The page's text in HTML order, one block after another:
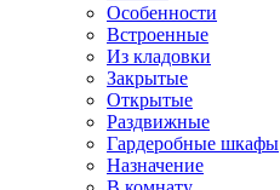
Особенности
Встроенные
Из кладовки
Закрытые
Открытые
Раздвижные
Гардеробные шкафы
Назначение